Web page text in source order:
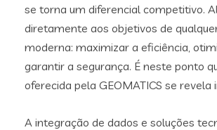
se torna um diferencial competitivo.
diretamente aos objetivos de
moderna: maximizar a eficiência,
garantir a segurança. É neste ponto
oferecida pela GEOMATICS se revela
A integração de dados e soluções